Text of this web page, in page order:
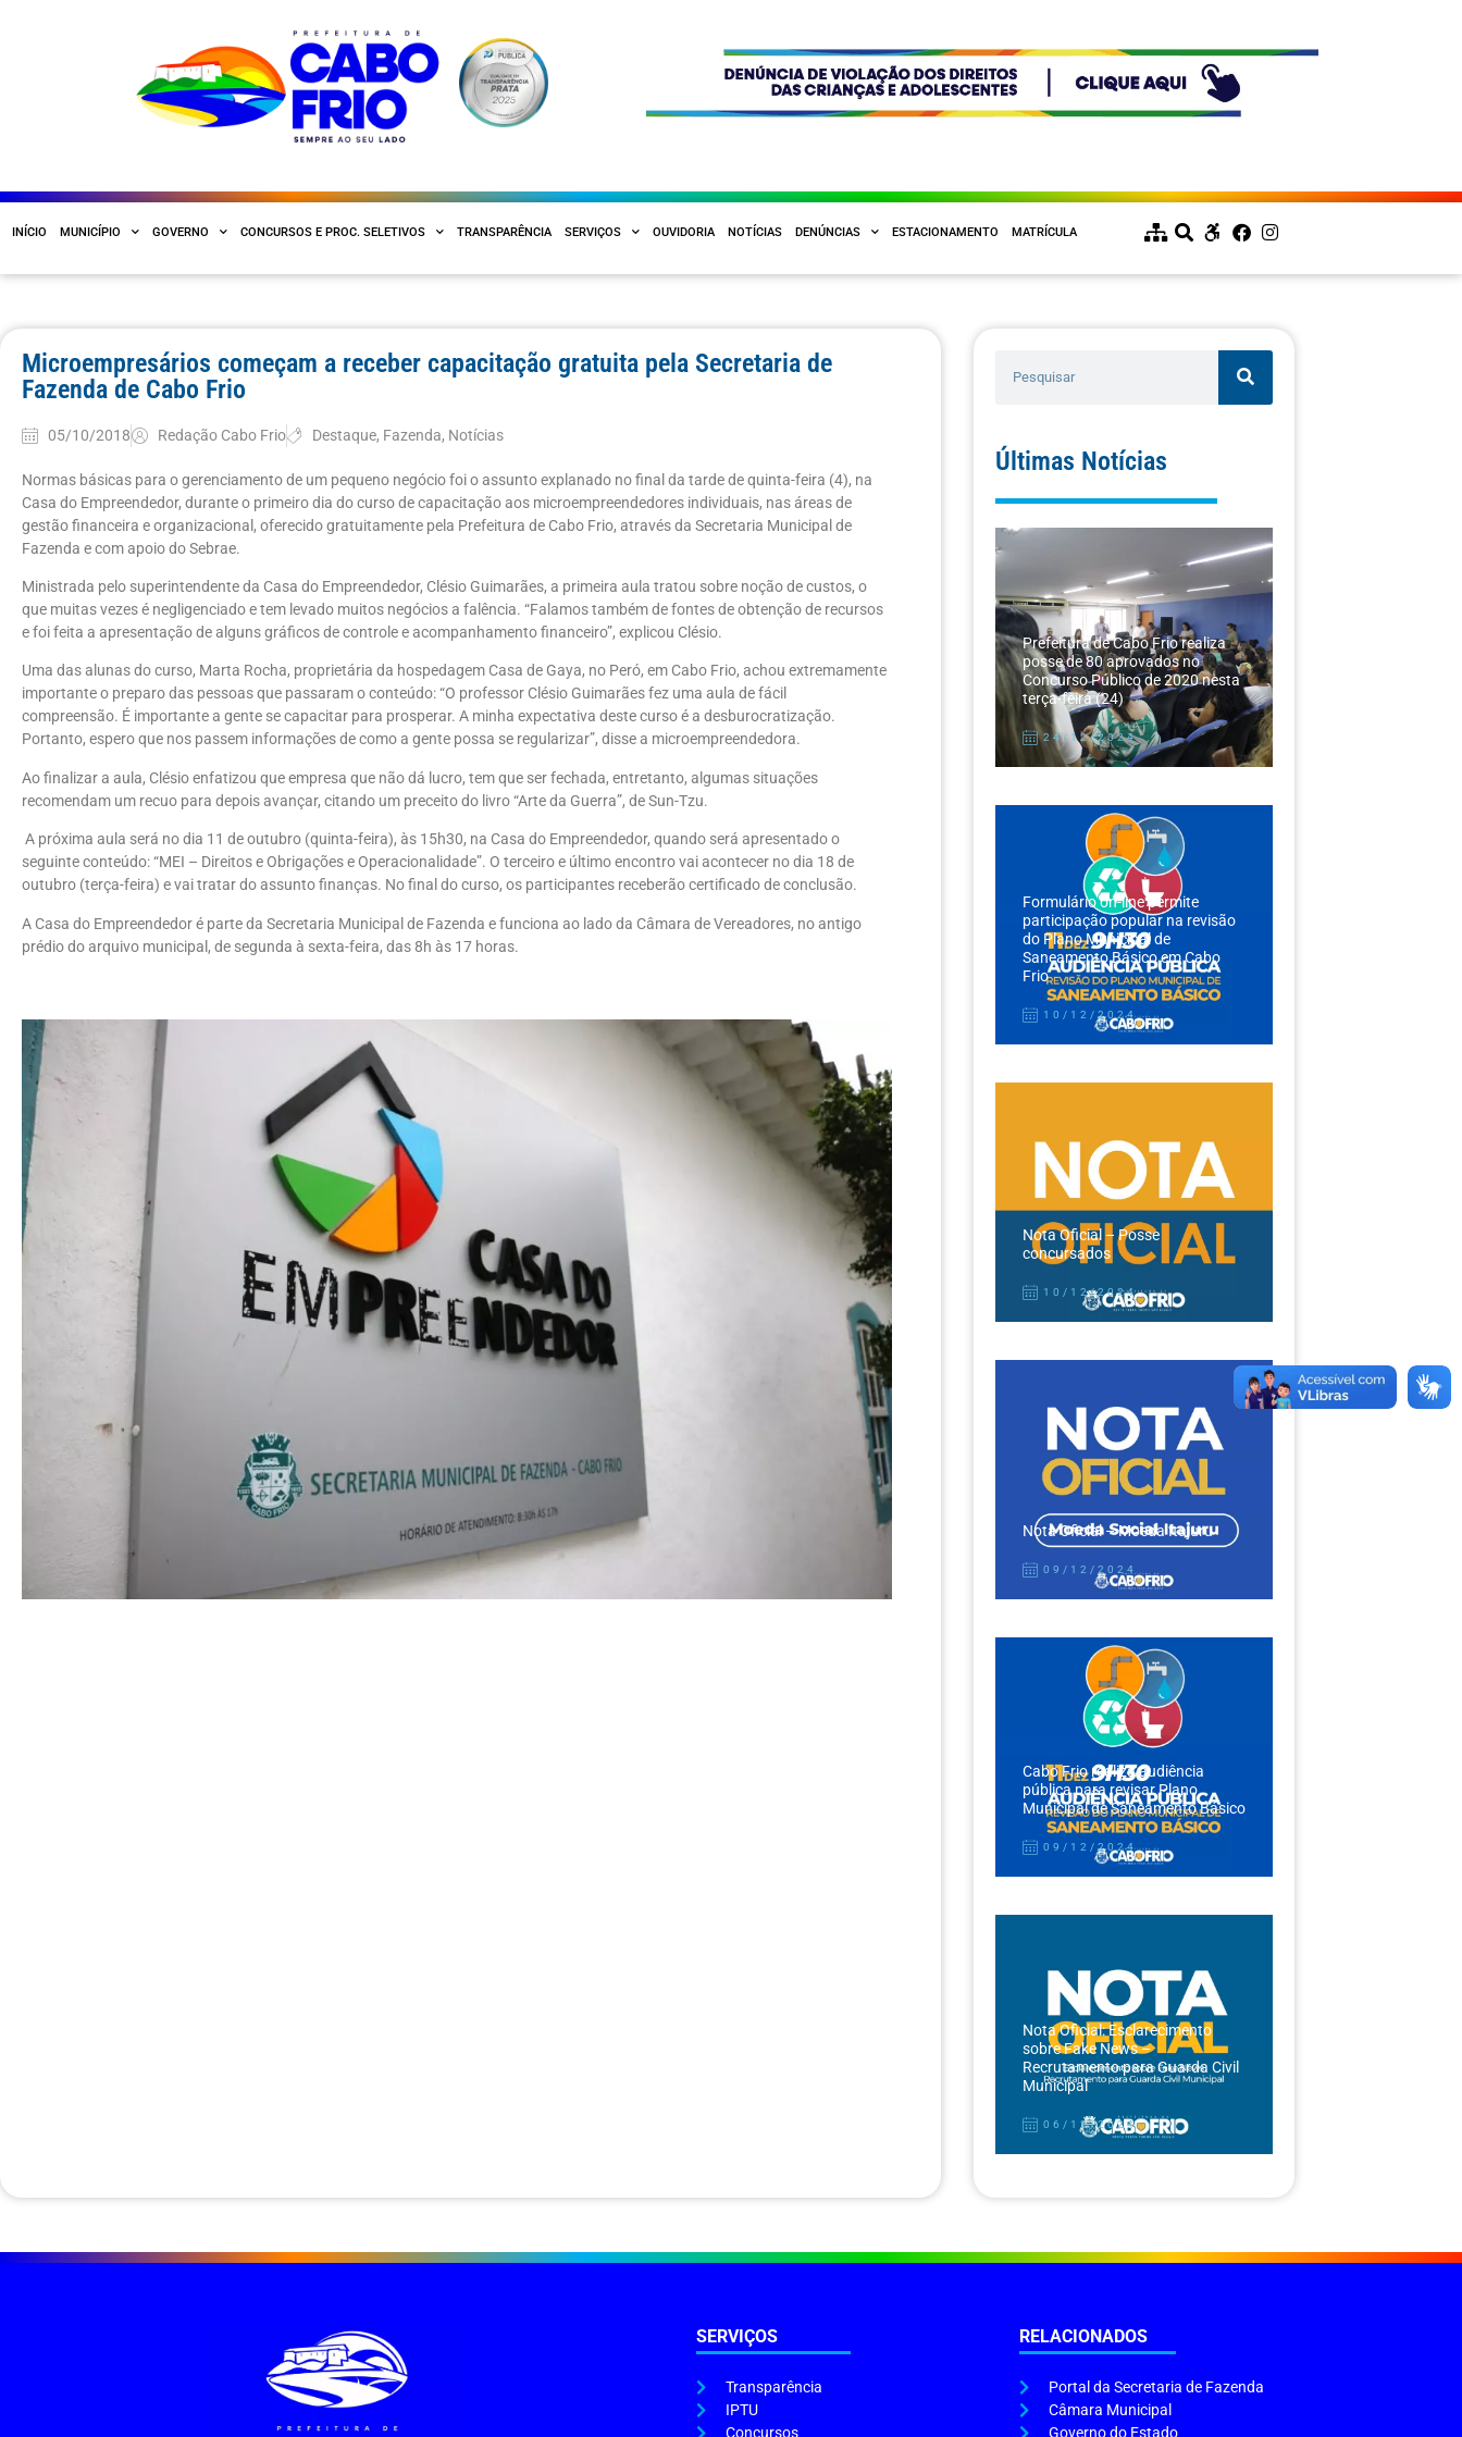
INÍCIO MUNICÍPIO GOVERNO CONCURSOS E PROC. SELETIVOS TRANSPARÊNCIA SERVIÇOS OUVIDORIA NOTÍCIAS DENÚNCIAS ESTACIONAMENTO MATRÍCULA
Microempresários começam a receber capacitação gratuita pela Secretaria de
Fazenda de Cabo Frio
05/10/2018 Redação Cabo Frio Destaque, Fazenda, Notícias
Normas básicas para o gerenciamento de um pequeno negócio foi o assunto explanado no final da tarde de quinta-feira (4), na
Casa do Empreendedor, durante o primeiro dia do curso de capacitação aos microempreendedores individuais, nas áreas de
gestão financeira e organizacional, oferecido gratuitamente pela Prefeitura de Cabo Frio, através da Secretaria Municipal de
Fazenda e com apoio do Sebrae.
Ministrada pelo superintendente da Casa do Empreendedor, Clésio Guimarães, a primeira aula tratou sobre noção de custos, o
que muitas vezes é negligenciado e tem levado muitos negócios a falência. “Falamos também de fontes de obtenção de recursos
e foi feita a apresentação de alguns gráficos de controle e acompanhamento financeiro”, explicou Clésio.
Uma das alunas do curso, Marta Rocha, proprietária da hospedagem Casa de Gaya, no Peró, em Cabo Frio, achou extremamente
importante o preparo das pessoas que passaram o conteúdo:“O professor Clésio Guimarães fez uma aula de fácil
compreensão. É importante a gente se capacitar para prosperar. A minha expectativa deste curso é a desburocratização.
Portanto, espero que nos passem informações de como a gente possa se regularizar”, disse a microempreendedora.
Ao finalizar a aula, Clésio enfatizou que empresa que não dá lucro, tem que ser fechada, entretanto, algumas situações
recomendam um recuo para depois avançar, citando um preceito do livro “Arte da Guerra”, de Sun-Tzu.
A próxima aula será no dia 11 de outubro (quinta-feira), às 15h30, na Casa do Empreendedor, quando será apresentado o
seguinte conteúdo: “MEI – Direitos e Obrigações e Operacionalidade”. O terceiro e último encontro vai acontecer no dia 18 de
outubro (terça-feira) e vai tratar do assunto finanças. No final do curso, os participantes receberão certificado de conclusão.
A Casa do Empreendedor é parte da Secretaria Municipal de Fazenda e funciona ao lado da Câmara de Vereadores, no antigo
prédio do arquivo municipal, de segunda à sexta-feira, das 8h às 17 horas.
Últimas Notícias
Prefeitura de Cabo Frio realiza
posse de 80 aprovados no
Concurso Público de 2020 nesta
terça-feira (24)
24/12/2024
Formulário on-line permite
participação popular na revisão
do Plano Municipal de
Saneamento Básico em Cabo
Frio
10/12/2024
Nota Oficial – Posse
concursados
10/12/2024
Nota Oficial – Moeda Itajuru
09/12/2024
Cabo Frio realiza audiência
pública para revisar Plano
Municipal de Saneamento Básico
09/12/2024
Nota Oficial: Esclarecimento
sobre Fake News –
Recrutamento para Guarda Civil
Municipal
06/12/2024
SERVIÇOS
Transparência
IPTU
Concursos
RELACIONADOS
Portal da Secretaria de Fazenda
Câmara Municipal
Governo do Estado